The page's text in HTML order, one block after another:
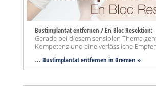
Bustimplantat entfernen / En Bloc Resektion:
Gerade bei diesem sensiblen Thema
Kompetenz und eine verlässliche
... Bustimplantat entfernen in Bremen »